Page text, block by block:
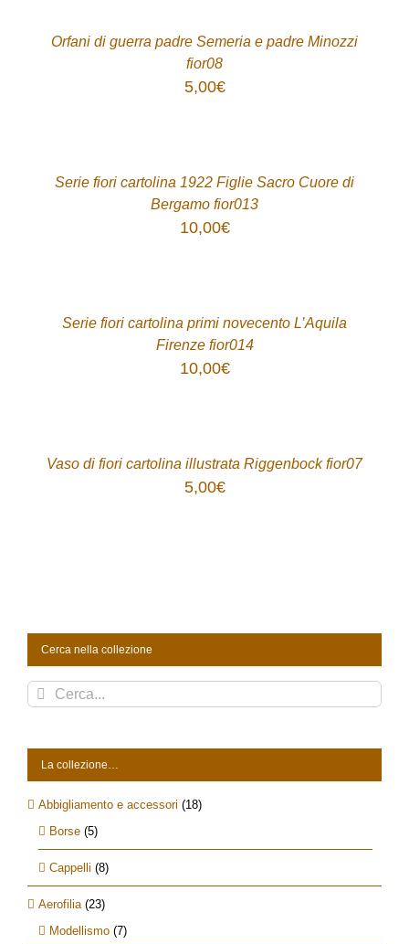
Orfani di guerra padre Semeria e padre Minozzi
fior08
5,00€
Serie fiori cartolina 1922 Figlie Sacro Cuore di
Bergamo fior013
10,00€
Serie fiori cartolina primi novecento L’Aquila
Firenze fior014
10,00€
Vaso di fiori cartolina illustrata Riggenbock fior07
5,00€
Cerca nella collezione
Cerca
per:
La collezione…
Abbigliamento e accessori (18)
Borse (5)
Cappelli (8)
Aerofilia (23)
Modellismo (7)